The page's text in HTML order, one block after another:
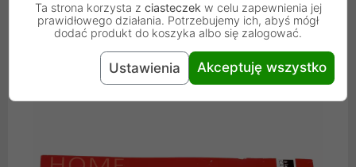
Łyżki obiadowe z nierdzewnej stali
szlachetnej 18/8
Ta strona korzysta z ciasteczek w celu zapewnienia jej
prawidłowego działania. Potrzebujemy ich, abyś mógł
dodać produkt do koszyka albo się zalogować.
Ustawienia Akceptuję wszystko